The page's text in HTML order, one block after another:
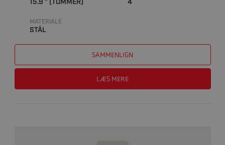
15.9 " (TOMMER) 4
MATERIALE
STÅL
SAMMENLIGN
LÆS MERE